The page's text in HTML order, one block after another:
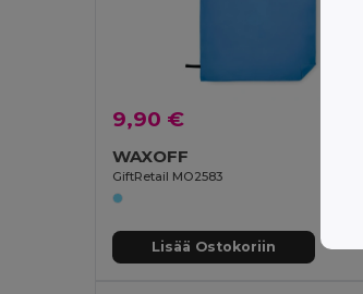
9,90 €
WAXOFF
GiftRetail MO2583
Lisää Ostokoriin